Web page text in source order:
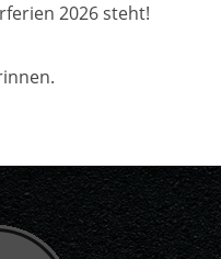
2026 steht!